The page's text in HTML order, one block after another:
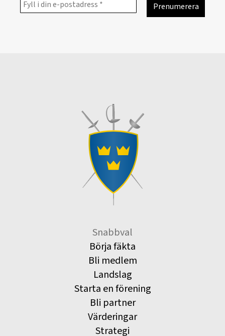
Snabbval
Börja fäkta
Bli medlem
Landslag
Starta en förening
Bli partner
Värderingar
Strategi